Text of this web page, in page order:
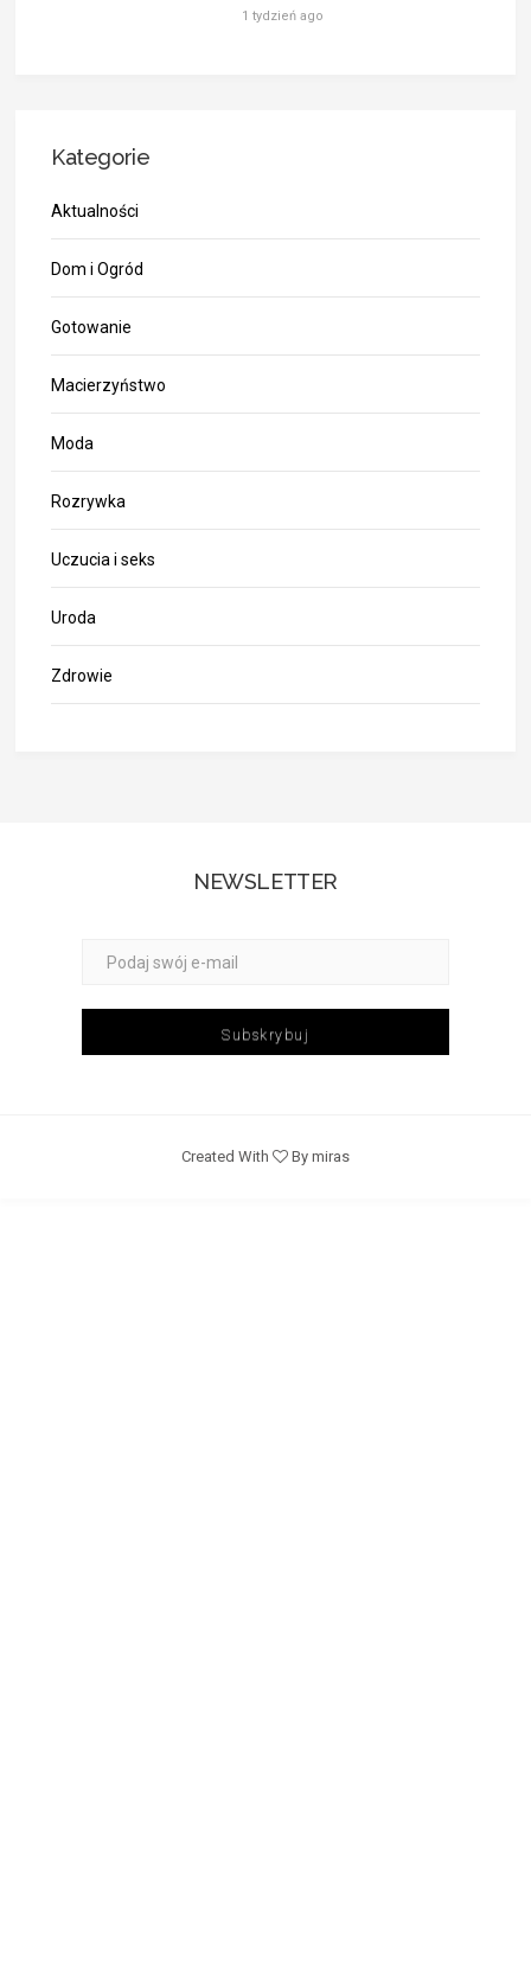
1 tydzień ago
Kategorie
Aktualności
Dom i Ogród
Gotowanie
Macierzyństwo
Moda
Rozrywka
Uczucia i seks
Uroda
Zdrowie
NEWSLETTER
Subskrybuj
Created With By miras